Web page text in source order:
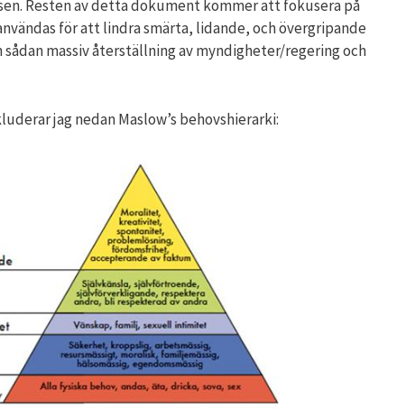
Resten av detta dokument kommer att fokusera på
för att lindra smärta, lidande, och övergripande
sådan massiv återställning av myndigheter/regering och
jag nedan Maslow’s behovshierarki: